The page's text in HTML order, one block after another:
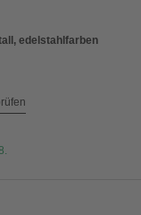
edelstahlfarben